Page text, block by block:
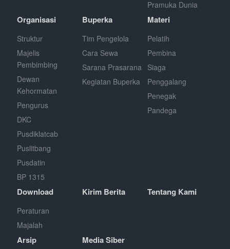
Pramuka Dunia
Organisasi
Struktur
Majelis
Pembimbing
Dewan
Kehormatan
Pengurus
DKC
Pusdiklatcab
Puslitbang
Pusdatin
BP 1315
Buperka
Tim Pengelola
Cara Sewa
Sarana Prasarana
Kegiatan Buperka
Materi
Pelatih
Pembina
Siaga
Penggalang
Penegak
Pandega
Download
Peraturan
Majalah
Kirim Berita Tentang Kami
Arsip Media Siber